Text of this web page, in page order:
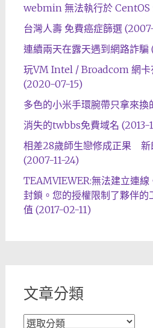
webmin 無法執行於 CentOS
台灣人壽 免費癌症篩選
連續兩天在露天遇到網路詐
玩VM Intel / Broadcom 網卡
(2020-07-15)
多色的小米手環腕帶只拿來
消失的twbbs免費域名 (2013-
相差28歲師生戀修成正果 新
(2007-11-24)
TEAMVIEWER:無法建立連
封鎖。您的授權限制了夥伴的
值 (2017-02-11)
文章分類
文